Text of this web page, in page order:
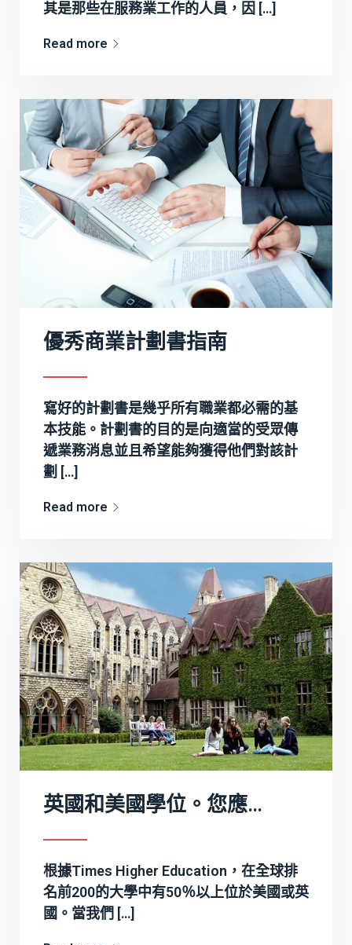
其是那些在服務業工作的人員，因 […]
Read more
優秀商業計劃書指南
寫好的計劃書是幾乎所有職業都必需的基
本技能。計劃書的目的是向適當的受眾傳
遞業務消息並且希望能夠獲得他們對該計
劃 […]
Read more
英國和美國學位。您應該選擇哪一個？
根據Times Higher Education，在全球排
名前200的大學中有50％以上位於美國或英
國。當我們 […]